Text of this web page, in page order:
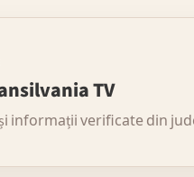
TV
informații verificate din